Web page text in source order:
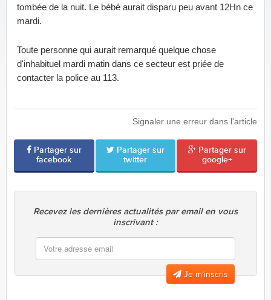
tombée de la nuit. Le bébé aurait disparu peu avant 12Hn ce
mardi.
Toute personne qui aurait remarqué quelque chose
d'inhabituel mardi matin dans ce secteur est priée de
contacter la police au 113.
Signaler une erreur dans l'article
Partager sur
facebook
Partager sur
twitter
Partager sur
google+
Recevez les dernières actualités par email en vous
inscrivant :
Je m’inscris